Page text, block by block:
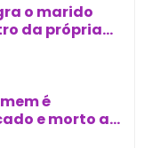
o marido
da própria
é
e morto a
joão lisboa